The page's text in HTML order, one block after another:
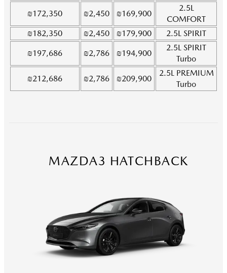
2.5L
COMFORT
₪169,900
₪2,450
₪172,350
2.5L SPIRIT
₪179,900
₪2,450
₪182,350
2.5L SPIRIT
Turbo
₪194,900
₪2,786
₪197,686
2.5L PREMIUM
Turbo
₪209,900
₪2,786
₪ 212,686
MAZDA3 HATCHBACK